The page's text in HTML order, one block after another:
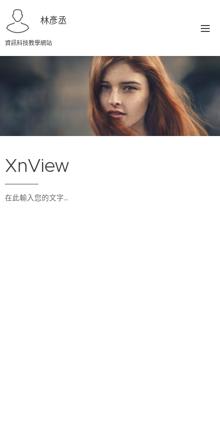
林彥丞
資訊科技教學網站
XnView
在此輸入您的文字…